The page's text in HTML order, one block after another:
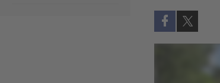
Auf Auf X